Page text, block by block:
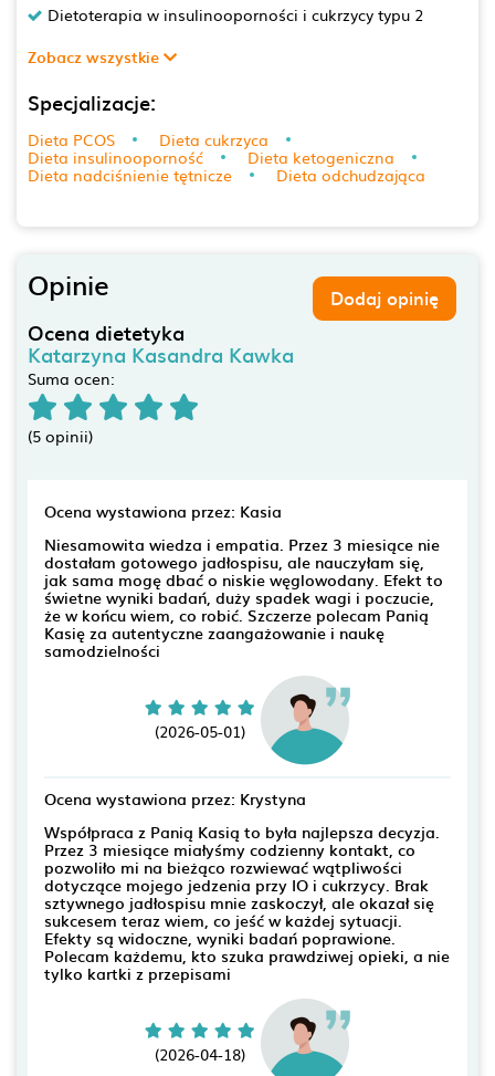
Dietoterapia w insulinooporności i cukrzycy typu 2
Zobacz wszystkie
Specjalizacje:
Dieta PCOS
Dieta cukrzyca
Dieta insulinooporność
Dieta ketogeniczna
Dieta nadciśnienie tętnicze
Dieta odchudzająca
Opinie Dodaj opinię
Ocena dietetyka
Katarzyna Kasandra Kawka
Suma ocen:
(5 opinii)
Ocena wystawiona przez: Kasia
Niesamowita wiedza i empatia. Przez 3 miesiące nie
dostałam gotowego jadłospisu, ale nauczyłam się,
jak sama mogę dbać o niskie węglowodany. Efekt to
świetne wyniki badań, duży spadek wagi i poczucie,
że w końcu wiem, co robić. Szczerze polecam Panią
Kasię za autentyczne zaangażowanie i naukę
samodzielności
(2026-05-01)
Ocena wystawiona przez: Krystyna
Współpraca z Panią Kasią to była najlepsza decyzja.
Przez 3 miesiące miałyśmy codzienny kontakt, co
pozwoliło mi na bieżąco rozwiewać wątpliwości
dotyczące mojego jedzenia przy IO i cukrzycy. Brak
sztywnego jadłospisu mnie zaskoczył, ale okazał się
sukcesem teraz wiem, co jeść w każdej sytuacji.
Efekty są widoczne, wyniki badań poprawione.
Polecam każdemu, kto szuka prawdziwej opieki, a nie
tylko kartki z przepisami
(2026-04-18)